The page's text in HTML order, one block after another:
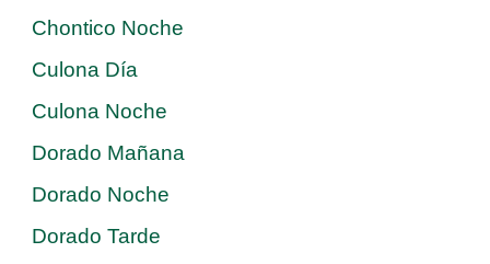
Chontico Noche
Culona Día
Culona Noche
Dorado Mañana
Dorado Noche
Dorado Tarde